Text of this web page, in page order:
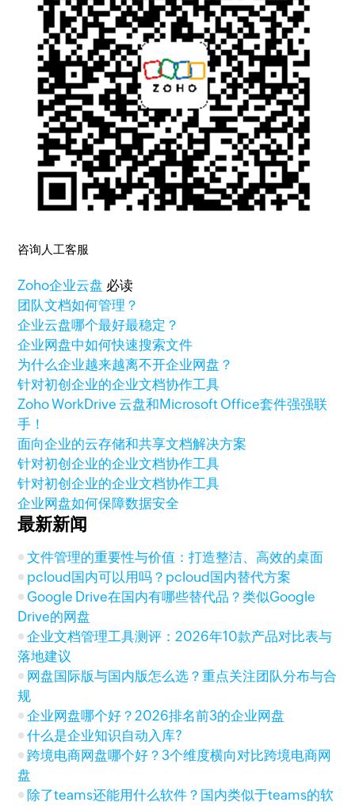
咨询人工客服
Zoho企业云盘 必读
团队文档如何管理？
企业云盘哪个最好最稳定？
企业网盘中如何快速搜索文件
为什么企业越来越离不开企业网盘？
针对初创企业的企业文档协作工具
Zoho WorkDrive 云盘和Microsoft Office套件强强联
手！
面向企业的云存储和共享文档解决方案
针对初创企业的企业文档协作工具
针对初创企业的企业文档协作工具
企业网盘如何保障数据安全
最新新闻
文件管理的重要性与价值：打造整洁、高效的桌面
pcloud国内可以用吗？pcloud国内替代方案
Google Drive在国内有哪些替代品？类似Google
Drive的网盘
企业文档管理工具测评：2026年10款产品对比表与
落地建议
网盘国际版与国内版怎么选？重点关注团队分布与合
规
企业网盘哪个好？2026排名前3的企业网盘
什么是企业知识自动入库?
跨境电商网盘哪个好？3个维度横向对比跨境电商网
盘
除了teams还能用什么软件？国内类似于teams的软